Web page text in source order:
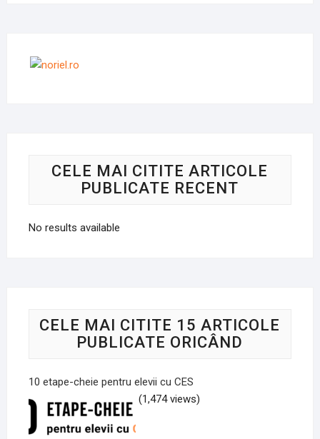
CELE MAI CITITE ARTICOLE
PUBLICATE RECENT
No results available
CELE MAI CITITE 15 ARTICOLE
PUBLICATE ORICÂND
10 etape-cheie pentru elevii cu CES
(1,474 views)